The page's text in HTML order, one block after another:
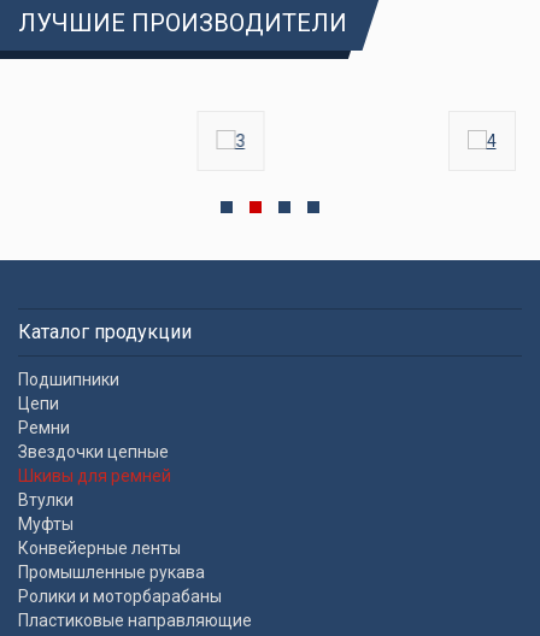
ЛУЧШИЕ ПРОИЗВОДИТЕЛИ
Каталог продукции
Подшипники
Цепи
Ремни
Звездочки цепные
Шкивы для ремней
Втулки
Муфты
Конвейерные ленты
Промышленные рукава
Ролики и моторбарабаны
Пластиковые направляющие